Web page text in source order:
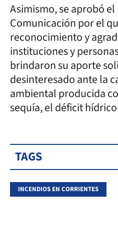
Asimismo, se aprobó
Comunicación por el
reconocimiento y
instituciones y
brindaron su aporte
desinteresado ante la
ambiental producida
sequía, el déficit
TAGS
INCENDIOS EN CORRIENTES